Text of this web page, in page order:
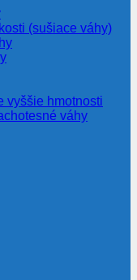
(sušiace váhy)
vyššie hmotnosti
váhy